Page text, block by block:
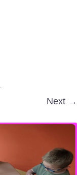
.
Next →